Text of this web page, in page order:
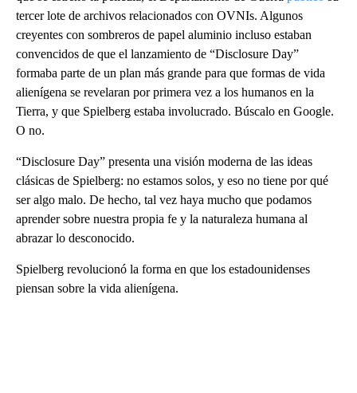
tercer lote de archivos relacionados con OVNIs. Algunos
creyentes con sombreros de papel aluminio incluso estaban
convencidos de que el lanzamiento de “Disclosure Day”
formaba parte de un plan más grande para que formas de vida
alienígena se revelaran por primera vez a los humanos en la
Tierra, y que Spielberg estaba involucrado. Búscalo en Google.
O no.
“Disclosure Day” presenta una visión moderna de las ideas
clásicas de Spielberg: no estamos solos, y eso no tiene por qué
ser algo malo. De hecho, tal vez haya mucho que podamos
aprender sobre nuestra propia fe y la naturaleza humana al
abrazar lo desconocido.
Spielberg revolucionó la forma en que los estadounidenses
piensan sobre la vida alienígena.